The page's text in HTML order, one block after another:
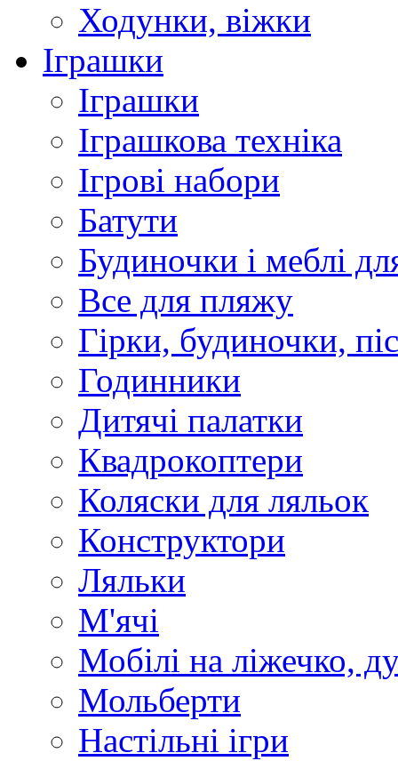
Ходунки, віжки
Іграшки
Іграшки
Іграшкова техніка
Ігрові набори
Батути
Будиночки і меблі
Все для пляжу
Гірки, будиночки,
Годинники
Дитячі палатки
Квадрокоптери
Коляски для ляльок
Конструктори
Ляльки
М'ячі
Мобілі на ліжечко,
Мольберти
Настільні ігри